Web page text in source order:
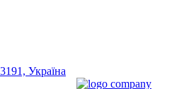
Україна